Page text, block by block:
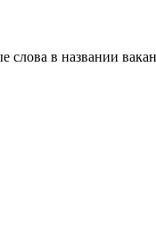
слова в названии